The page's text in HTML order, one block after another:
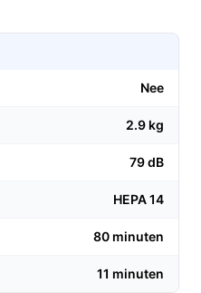
stand, perfect voor grote
is uitgerust met
tijdens het stofzuigen.
aan een gezondere
voor gezinnen,
Nee
2.9 kg
79 dB
HEPA 14
80 minuten
11 minuten